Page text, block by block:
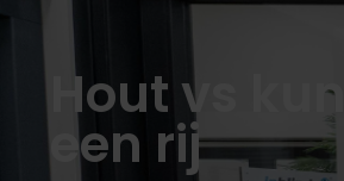
Hout vs
een rij